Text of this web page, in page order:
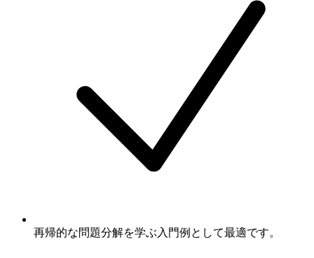
再帰的な問題分解を学ぶ入門例として最適です。